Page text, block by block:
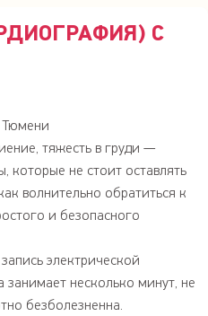
С
Тюмени
тяжесть в груди —
которые не стоит оставлять
волнительно обратиться к
и безопасного
электрической
занимает несколько минут, не
безболезненна.
с расшифровкой
(Холтер)
микроальбуминурия)
мониторирование ЭКГ
сна